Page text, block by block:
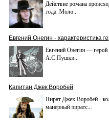
Действие романа
года. Моло...
Евгений Онегин - характеристика
Евгений Онегин — герой
А.С.Пушки...
Капитан Джек Воробей
Пират Джек Воробей -
манерный пиратс...